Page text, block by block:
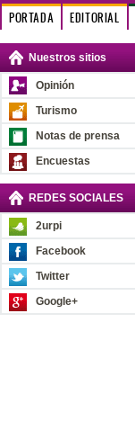
PORTADA EDITORIAL
Nuestros sitios
Opinión
Turismo
Notas de prensa
Encuestas
REDES SOCIALES
2urpi
Facebook
Twitter
Google+